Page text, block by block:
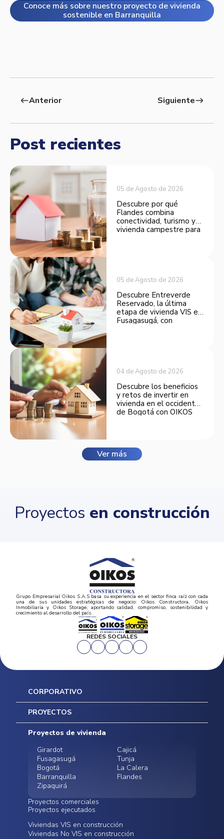
Conoce más sobre nuestro proyecto de vivienda
sostenible en Barranquilla
westAnterior Siguienteeast
Post recientes
05 de Agosto de 2026
Descubre por qué
Flandes combina
conectividad, turismo y
vivienda campestre para
05 de Agosto de 2026
Descubre Entreverde
Reservado, la última
etapa de vivienda VIS en
Fusagasugá, con
04 de Agosto de 2026
Descubre los beneficios
y retos de invertir en
vivienda en el occidente
de Bogotá con OIKOS
Ver más
Proyectos en construcción
Grupo Empresarial Oikos S.A.S basa su experiencia en el sector finca raíz con cada
una de sus unidades estratégicas de negocio: Oikos Constructora, Oikos
Inmobiliaria y Oikos Storage; aportando calidad, compromiso, sostenibilidad y
crecimiento al desarrollo del país.
REDES SOCIALES
CORPORATIVO
Inicio
Postventas
Contratación Directa
Noticias
PROYECTOS
Proyectos de vivienda
Girardot
Cajicá
Fusagasugá
Tunja
Bogotá
La Calera
Barranquilla
Flandes
Zipaquirá
Proyectos comerciales
Funza
Infinitum Zentral
Bodegas - ALMAX
Centro Comercial
Proyectos ejecutados
Conoce nuestros
proyectos ejecutados
Viviendas VIS en construcción
Viviendas No VIS en construcción